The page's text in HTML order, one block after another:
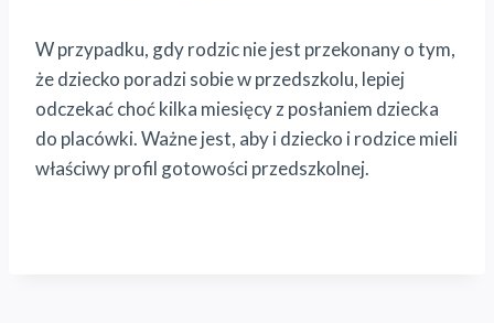
W przypadku, gdy rodzic nie jest przekonany o tym,
że dziecko poradzi sobie w przedszkolu, lepiej
odczekać choć kilka miesięcy z posłaniem dziecka
do placówki. Ważne jest, aby i dziecko i rodzice mieli
właściwy profil gotowości przedszkolnej.